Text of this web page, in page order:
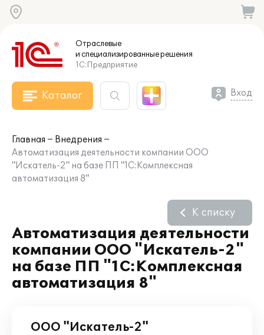
Отраслевые
и специализированныерешения
1С:Предприятие
Каталог Вход
Главная
Внедрения
Автоматизация деятельности компании ООО
"Искатель-2" на базе ПП "1С:Комплексная
автоматизация 8"
Автоматизация деятельности
компании ООО "Искатель-2"
на базе ПП "1С:Комплексная
автоматизация 8"
К списку
ООО "Искатель-2"